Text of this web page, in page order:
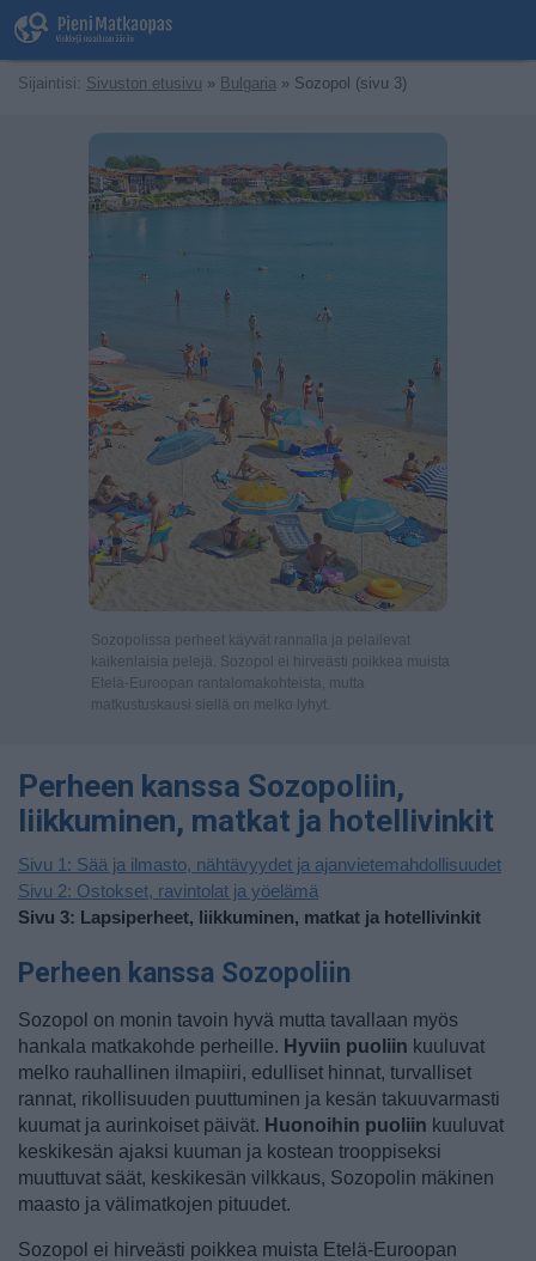
Sijaintisi: Sivuston etusivu » Bulgaria » Sozopol (sivu 3)
Sozopolissa perheet käyvät rannalla ja pelailevat
kaikenlaisia pelejä. Sozopol ei hirveästi poikkea muista
Etelä-Euroopan rantalomakohteista, mutta
matkustuskausi siellä on melko lyhyt.
Perheen kanssa Sozopoliin,
liikkuminen, matkat ja hotellivinkit
Sivu 1: Sää ja ilmasto, nähtävyydet ja ajanvietemahdollisuudet
Sivu 2: Ostokset, ravintolat ja yöelämä
Sivu 3: Lapsiperheet, liikkuminen, matkat ja hotellivinkit
Perheen kanssa Sozopoliin
Sozopol on monin tavoin hyvä mutta tavallaan myös
hankala matkakohde perheille. Hyviin puoliin kuuluvat
melko rauhallinen ilmapiiri, edulliset hinnat, turvalliset
rannat, rikollisuuden puuttuminen ja kesän takuuvarmasti
kuumat ja aurinkoiset päivät. Huonoihin puoliin kuuluvat
keskikesän ajaksi kuuman ja kostean trooppiseksi
muuttuvat säät, keskikesän vilkkaus, Sozopolin mäkinen
maasto ja välimatkojen pituudet.
Sozopol ei hirveästi poikkea muista Etelä-Euroopan